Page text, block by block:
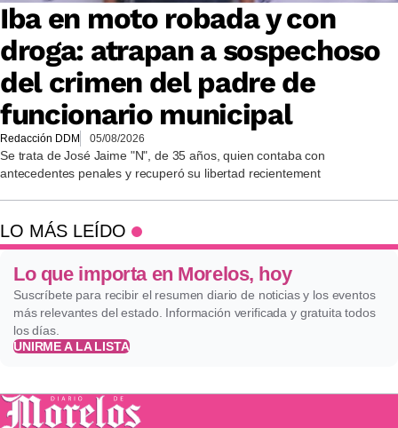
Iba en moto robada y con
droga: atrapan a sospechoso
del crimen del padre de
funcionario municipal
Redacción DDM 05/08/2026
Se trata de José Jaime "N", de 35 años, quien contaba con
antecedentes penales y recuperó su libertad recientement
LO MÁS LEÍDO
Lo que importa en Morelos, hoy
Suscríbete para recibir el resumen diario de noticias y los eventos
más relevantes del estado. Información verificada y gratuita todos
los días.
UNIRME A LA LISTA